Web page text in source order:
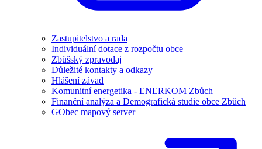
Zastupitelstvo a rada
Individuální dotace z rozpočtu obce
Zbůšský zpravodaj
Důležité kontakty a odkazy
Hlášení závad
Komunitní energetika - ENERKOM Zbůch
Finanční analýza a Demografická studie obce Zbůch
GObec mapový server